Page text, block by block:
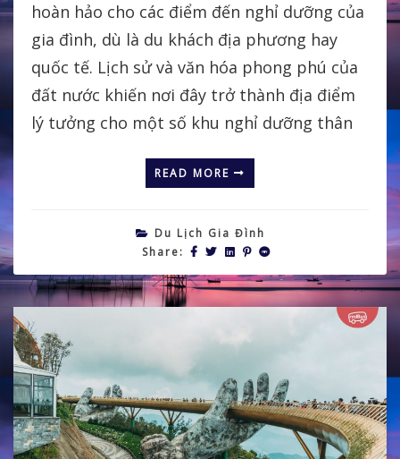
hoàn hảo cho các điểm đến nghỉ dưỡng của
gia đình, dù là du khách địa phương hay
quốc tế. Lịch sử và văn hóa phong phú của
đất nước khiến nơi đây trở thành địa điểm
lý tưởng cho một số khu nghỉ dưỡng thân
READ MORE
Du Lịch Gia Đình
Share: